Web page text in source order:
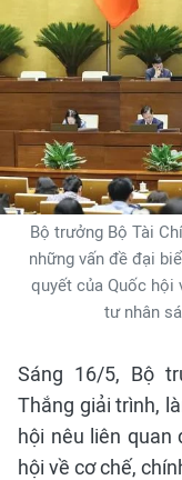
Bộ trưởng Bộ Tài
những vấn đề đại
quyết của Quốc hội
tư nhân
Sáng 16/5, Bộ
Thắng giải trình,
hội nêu liên quan
hội về cơ chế,